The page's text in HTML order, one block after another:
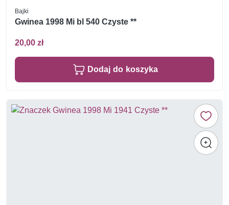
Bajki
Gwinea 1998 Mi bl 540 Czyste **
20,00 zł
Dodaj do koszyka